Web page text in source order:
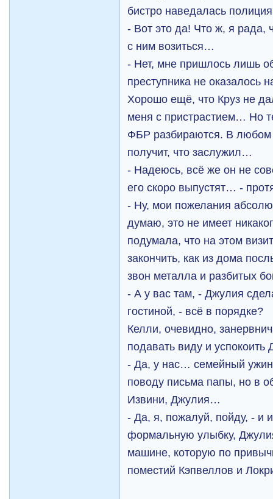
бистро наведалась
- Вот это да! Что ж, я рада,
с ним возиться…
- Нет, мне пришлось лишь
преступника не оказалось
Хорошо ещё, что Круз не
меня с пристрастием… Но
ФБР разбираются. В любом
получит, что заслужил…
- Надеюсь, всё же он не
его скоро выпустят… -
- Ну, мои пожелания
думаю, это не имеет
подумала, что на этом
закончить, как из дома
звон металла и разбитых
- А у вас там, - Джулия
гостиной, - всё в порядке?
Келли, очевидно,
подавать виду и
- Да, у нас… семейный
поводу письма папы, но в
Извини, Джулия…
- Да, я, пожалуй, пойду, - и
формальную улыбку,
машине, которую по
поместий Кэпвеллов и